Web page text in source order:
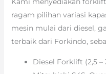
ragam pilihan variasi
mesin mulai dari diesel,
terbaik dari Forkindo,
Diesel Forklift (2,5 –